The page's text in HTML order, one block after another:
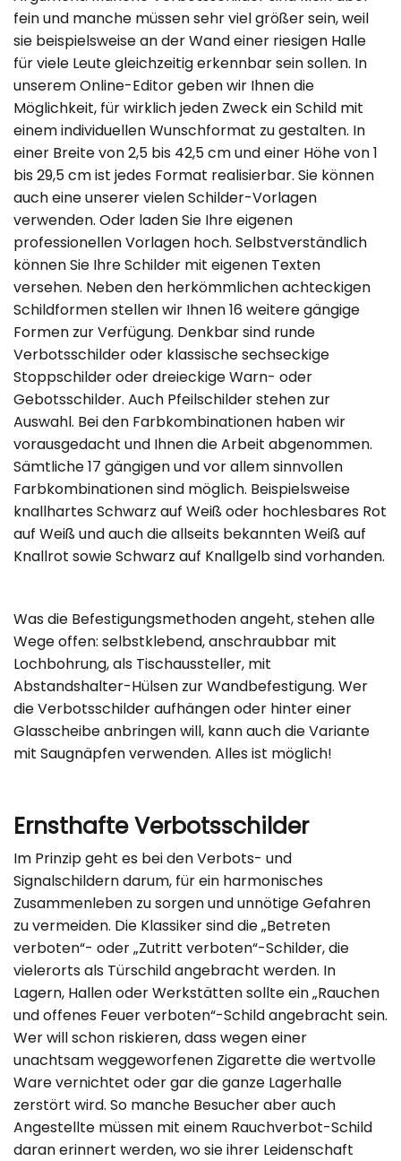
fein und manche müssen sehr viel größer sein, weil
sie beispielsweise an der Wand einer riesigen Halle
für viele Leute gleichzeitig erkennbar sein sollen. In
unserem Online-Editor geben wir Ihnen die
Möglichkeit, für wirklich jeden Zweck ein Schild mit
einem individuellen Wunschformat zu gestalten. In
einer Breite von 2,5 bis 42,5 cm und einer Höhe von 1
bis 29,5 cm ist jedes Format realisierbar. Sie können
auch eine unserer vielen Schilder-Vorlagen
verwenden. Oder laden Sie Ihre eigenen
professionellen Vorlagen hoch. Selbstverständlich
können Sie Ihre Schilder mit eigenen Texten
versehen. Neben den herkömmlichen achteckigen
Schildformen stellen wir Ihnen 16 weitere gängige
Formen zur Verfügung. Denkbar sind runde
Verbotsschilder oder klassische sechseckige
Stoppschilder oder dreieckige Warn- oder
Gebotsschilder. Auch Pfeilschilder stehen zur
Auswahl. Bei den Farbkombinationen haben wir
vorausgedacht und Ihnen die Arbeit abgenommen.
Sämtliche 17 gängigen und vor allem sinnvollen
Farbkombinationen sind möglich. Beispielsweise
knallhartes Schwarz auf Weiß oder hochlesbares Rot
auf Weiß und auch die allseits bekannten Weiß auf
Knallrot sowie Schwarz auf Knallgelb sind vorhanden.
Was die Befestigungsmethoden angeht, stehen alle
Wege offen: selbstklebend, anschraubbar mit
Lochbohrung, als Tischaussteller, mit
Abstandshalter-Hülsen zur Wandbefestigung. Wer
die Verbotsschilder aufhängen oder hinter einer
Glasscheibe anbringen will, kann auch die Variante
mit Saugnäpfen verwenden. Alles ist möglich!
Ernsthafte Verbotsschilder
Im Prinzip geht es bei den Verbots- und
Signalschildern darum, für ein harmonisches
Zusammenleben zu sorgen und unnötige Gefahren
zu vermeiden. Die Klassiker sind die „Betreten
verboten“- oder „Zutritt verboten“-Schilder, die
vielerorts als Türschild angebracht werden. In
Lagern, Hallen oder Werkstätten sollte ein „Rauchen
und offenes Feuer verboten“-Schild angebracht sein.
Wer will schon riskieren, dass wegen einer
unachtsam weggeworfenen Zigarette die wertvolle
Ware vernichtet oder gar die ganze Lagerhalle
zerstört wird. So manche Besucher aber auch
Angestellte müssen mit einem Rauchverbot-Schild
daran erinnert werden, wo sie ihrer Leidenschaft